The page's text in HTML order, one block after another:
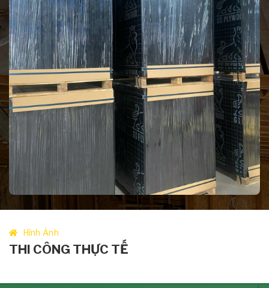
Hình Ảnh
THI CÔNG THỰC TẾ